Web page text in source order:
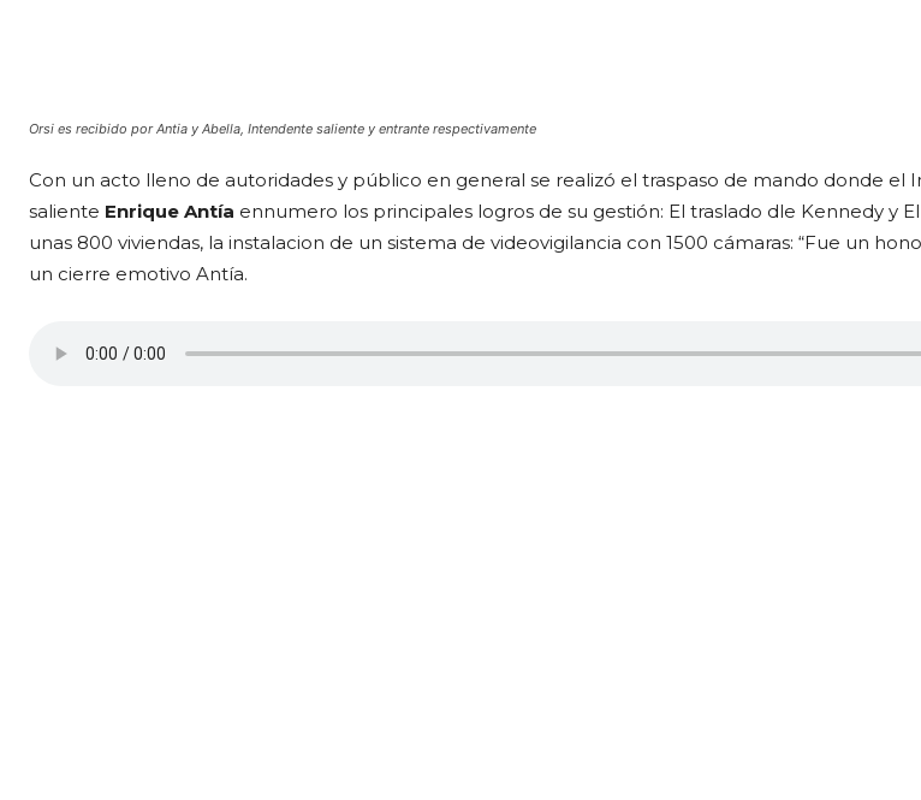
Orsi es recibido por Antia y Abella, Intendente saliente y entrante respectivamente
Con un acto lleno de autoridades y público en general se realizó el traspaso de mando donde el
saliente Enrique Antía ennumero los principales logros de su gestión: El traslado dle Kennedy y
unas 800 viviendas, la instalacion de un sistema de videovigilancia con 1500 cámaras: “Fue un
un cierre emotivo Antía.